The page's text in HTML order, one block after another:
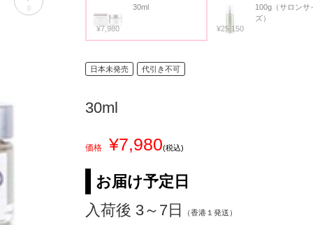
0
¥7,980
30ml
¥25,150
100g（サロンサ
ズ）
日本未発売 代引き不可
30ml
価格 ¥7,980(税込)
お届け予定日
入荷後 3～7日
（香港１発送）